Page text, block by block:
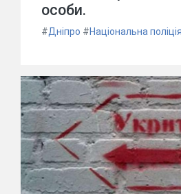
особи.
#Дніпро #Національна